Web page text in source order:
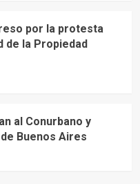
por la protesta
de la Propiedad
al Conurbano y
Buenos Aires